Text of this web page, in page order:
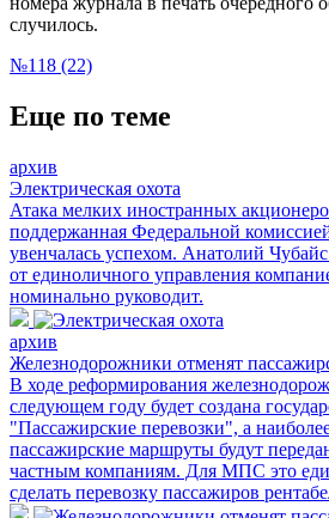
случилось.
№118 (22)
Еще по теме
архив
Электрическая охота
Атака мелких иностранных
поддержанная Федеральной
увенчалась успехом. Анатолий
от единоличного управления
номинально руководит.
архив
Железнодорожники отменят
В ходе реформирования
следующем году будет создана
"Пассажирские перевозки", а
пассажирские маршруты будут
частным компаниям. Для МПС это
сделать перевозку пассажиров